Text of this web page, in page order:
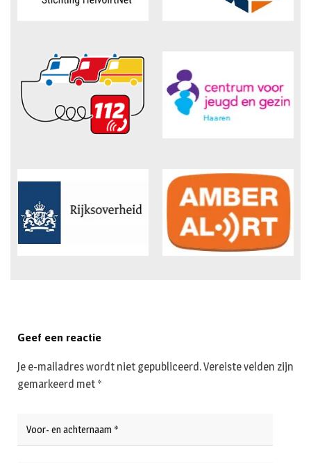
Geef een reactie
Je e-mailadres wordt niet gepubliceerd.Vereiste velden zijn
gemarkeerd met *